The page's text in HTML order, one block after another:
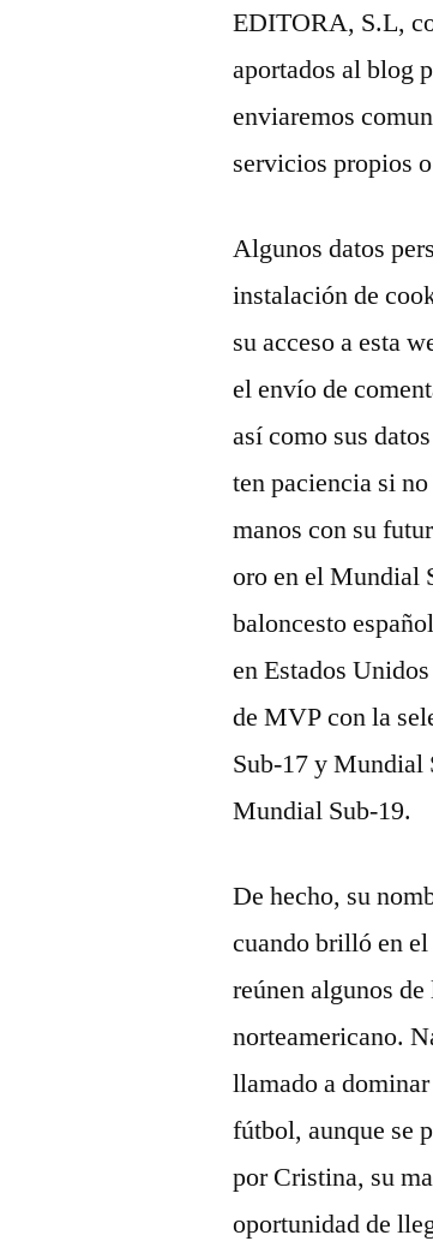
EDITORA, S.L,
aportados al blog
enviaremos
servicios propios
Algunos datos
instalación de
su acceso a esta
el envío de
así como sus
ten paciencia si
manos con su
oro en el Mundial
baloncesto
en Estados
de MVP con la
Sub-17 y Mundial
Mundial Sub-19.
De hecho, su
cuando brilló en
reúnen algunos
norteamericano.
llamado a
fútbol, aunque se
por Cristina, su
oportunidad de